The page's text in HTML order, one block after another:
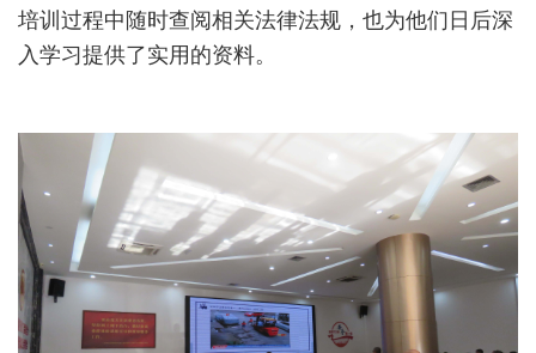
培训过程中随时查阅相关法律法规，也为他们日后深
入学习提供了实用的资料。